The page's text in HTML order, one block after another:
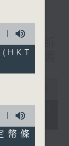
差 申訴
項圖書
(HKT
幣條